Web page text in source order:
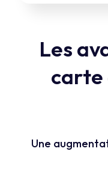
Les
carte
Une